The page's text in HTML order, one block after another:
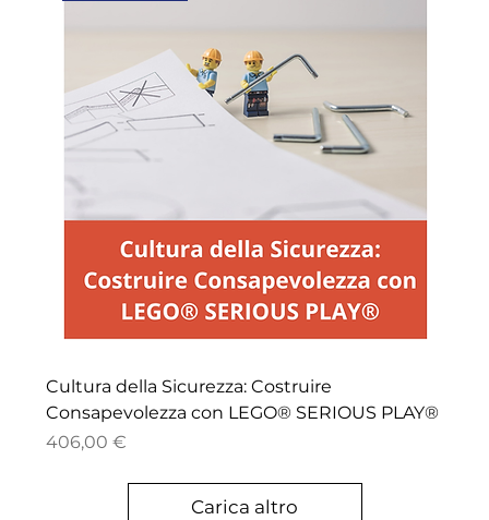
Cultura della Sicurezza: Costruire
Consapevolezza con LEGO® SERIOUS PLAY®
Prezzo
406,00 €
Carica altro